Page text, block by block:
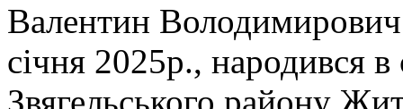
Валентин
січня 2025р., народився